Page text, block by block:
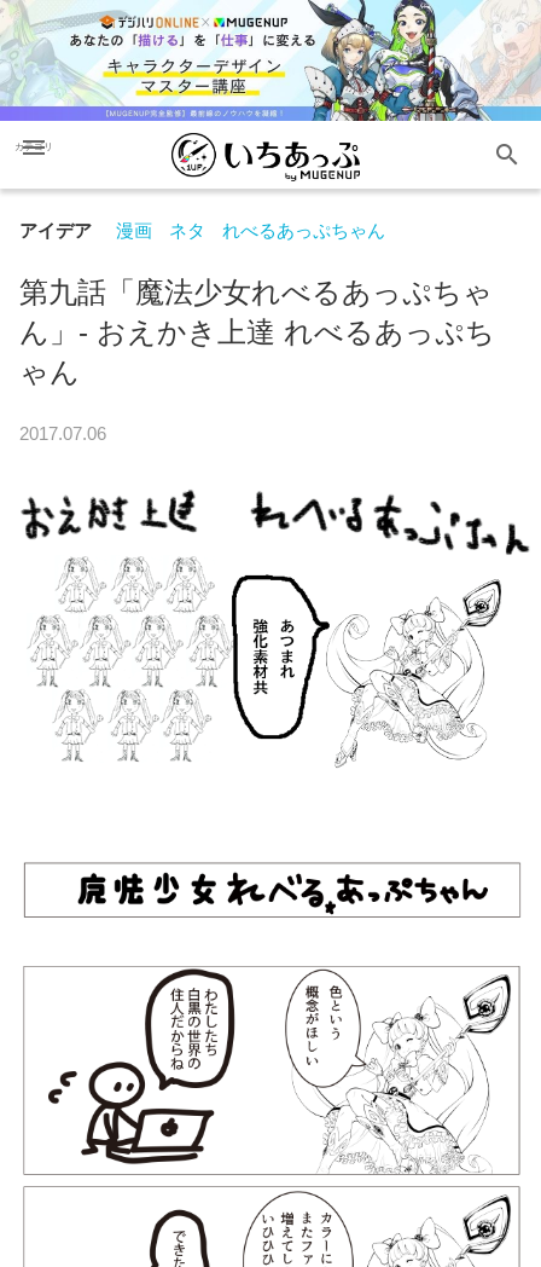
menu
カテゴリ search
アイデア 漫画 ネタ れべるあっぷちゃん
第九話「魔法少女れべるあっぷちゃ
ん」- おえかき上達 れべるあっぷち
ゃん
2017.07.06